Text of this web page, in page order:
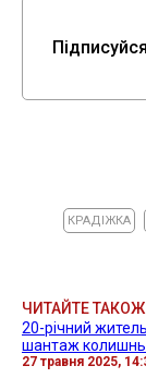
КРАДІЖКА
ЧИТАЙТЕ ТАКОЖ
20-річний
шантаж
27 травня 2025,